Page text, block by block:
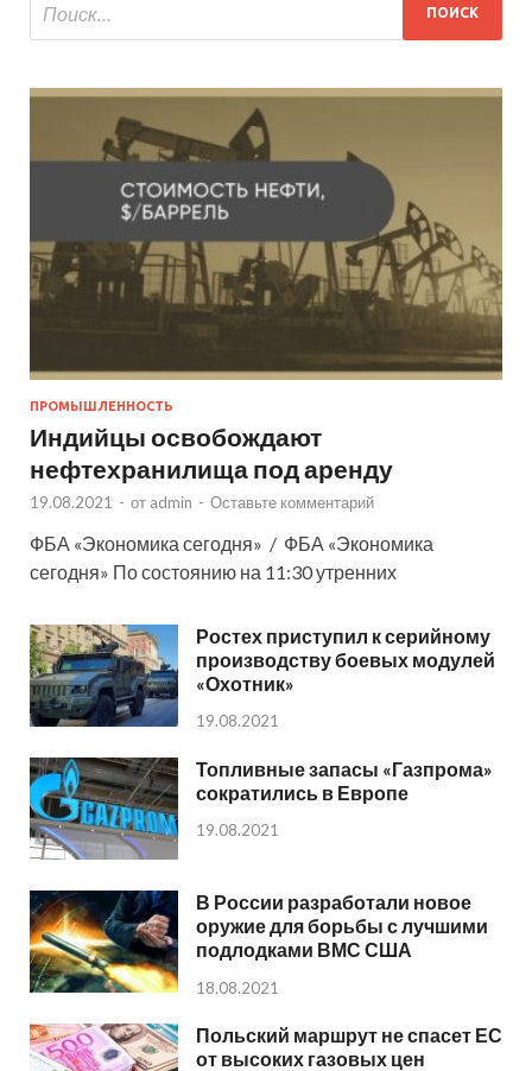
ПРОМЫШЛЕННОСТЬ
Индийцы освобождают
нефтехранилища под аренду
19.08.2021 - от admin - Оставьте комментарий
ФБА «Экономика сегодня» / ФБА «Экономика
сегодня» По состоянию на 11:30 утренних
Ростех приступил к серийному
производству боевых модулей
«Охотник»
19.08.2021
Топливные запасы «Газпрома»
сократились в Европе
19.08.2021
В России разработали новое
оружие для борьбы с лучшими
подлодками ВМС США
18.08.2021
Польский маршрут не спасет ЕС
от высоких газовых цен